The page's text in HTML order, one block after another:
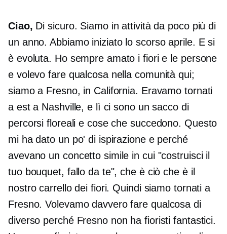
Ciao, Di sicuro. Siamo in attività da poco più di
un anno. Abbiamo iniziato lo scorso aprile. E si
è evoluta. Ho sempre amato i fiori e le persone
e volevo fare qualcosa nella comunità qui;
siamo a Fresno, in California. Eravamo tornati
a est a Nashville, e lì ci sono un sacco di
percorsi floreali e cose che succedono. Questo
mi ha dato un po' di ispirazione e perché
avevano un concetto simile in cui "costruisci il
tuo bouquet, fallo da te", che è ciò che è il
nostro carrello dei fiori. Quindi siamo tornati a
Fresno. Volevamo davvero fare qualcosa di
diverso perché Fresno non ha fioristi fantastici.